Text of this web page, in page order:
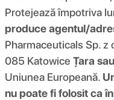
Protejează împotriva
produce agentul/
Pharmaceuticals Sp.
085 Katowice Țara
Uniunea Europeană.
nu poate fi folosit ca